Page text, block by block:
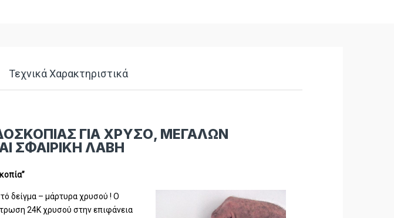
Τεχνικά Χαρακτηριστικά
ΓΙΑ ΧΡΥΣΟ, ΜΕΓΑΛΩΝ
ΣΦΑΙΡΙΚΗ ΛΑΒΗ
δείγμα – μάρτυρα χρυσού ! O
24Κ χρυσού στην επιφάνεια